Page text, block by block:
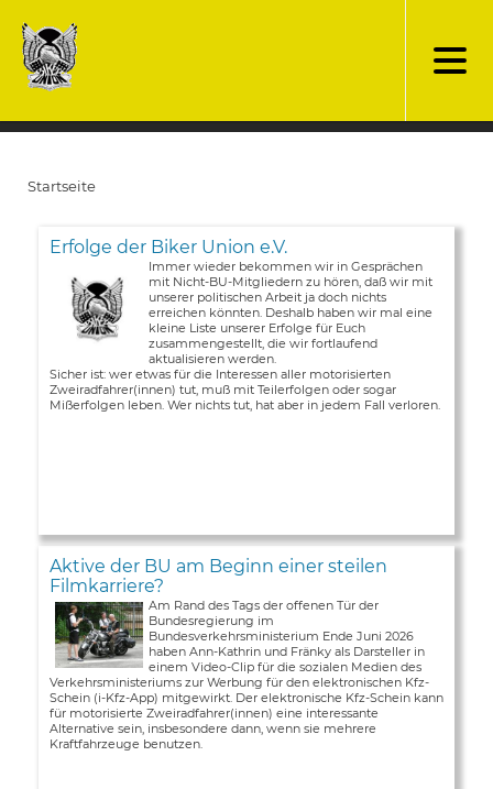
zum
Inhalt
Startseite
Erfolge der Biker Union e.V.
Immer wieder bekommen wir in Gesprächen
mit Nicht-BU-Mitgliedern zu hören, daß wir mit
unserer politischen Arbeit ja doch nichts
erreichen könnten. Deshalb haben wir mal eine
kleine Liste unserer Erfolge für Euch
zusammengestellt, die wir fortlaufend
aktualisieren werden.
Sicher ist: wer etwas für die Interessen aller motorisierten
Zweiradfahrer(innen) tut, muß mit Teilerfolgen oder sogar
Mißerfolgen leben. Wer nichts tut, hat aber in jedem Fall verloren.
Aktive der BU am Beginn einer steilen
Filmkarriere?
Am Rand des Tags der offenen Tür der
Bundesregierung im
Bundesverkehrsministerium Ende Juni 2026
haben Ann-Kathrin und Fränky als Darsteller in
einem Video-Clip für die sozialen Medien des
Verkehrsministeriums zur Werbung für den elektronischen Kfz-
Schein (i-Kfz-App) mitgewirkt. Der elektronische Kfz-Schein kann
für motorisierte Zweiradfahrer(innen) eine interessante
Alternative sein, insbesondere dann, wenn sie mehrere
Kraftfahrzeuge benutzen.